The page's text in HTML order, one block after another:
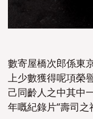
數寄屋橋次郎係東
上少數獲得呢項榮
己同齡人之中其中
年嘅紀錄片“壽司之